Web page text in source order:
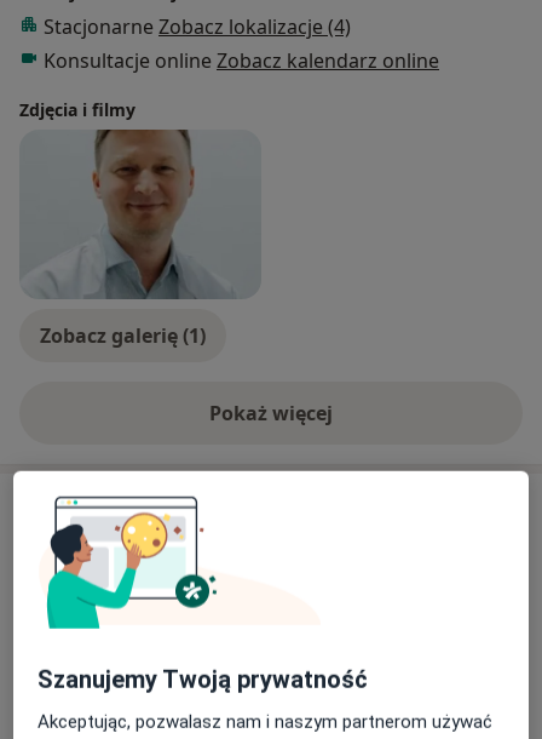
Stacjonarne Zobacz lokalizacje (4)
Konsultacje online Zobacz kalendarz online
Zdjęcia i filmy
Zobacz galerię (1)
Pokaż więcejo doświadczeniu
Usługi i ceny
Konsultacja okulistyczna
Od 250 zł Szczegóły
wizyta)
Szanujemy Twoją prywatność
Akceptując, pozwalasz nam i naszym partnerom używać